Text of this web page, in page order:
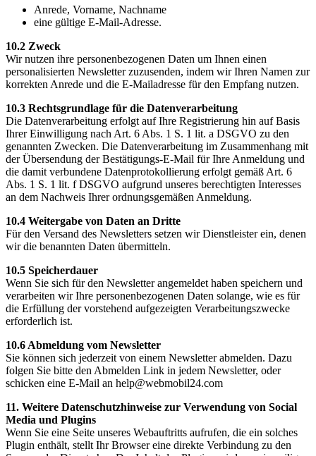
Anrede, Vorname, Nachname
eine gültige E-Mail-Adresse.
10.2 Zweck
Wir nutzen ihre personenbezogenen Daten um Ihnen einen
personalisierten Newsletter zuzusenden, indem wir Ihren Namen zur
korrekten Anrede und die E-Mailadresse für den Empfang nutzen.
10.3 Rechtsgrundlage für die Datenverarbeitung
Die Datenverarbeitung erfolgt auf Ihre Registrierung hin auf Basis
Ihrer Einwilligung nach Art. 6 Abs. 1 S. 1 lit. a DSGVO zu den
genannten Zwecken. Die Datenverarbeitung im Zusammenhang mit
der Übersendung der Bestätigungs-E-Mail für Ihre Anmeldung und
die damit verbundene Datenprotokollierung erfolgt gemäß Art. 6
Abs. 1 S. 1 lit. f DSGVO aufgrund unseres berechtigten Interesses
an dem Nachweis Ihrer ordnungsgemäßen Anmeldung.
10.4 Weitergabe von Daten an Dritte
Für den Versand des Newsletters setzen wir Dienstleister ein, denen
wir die benannten Daten übermitteln.
10.5 Speicherdauer
Wenn Sie sich für den Newsletter angemeldet haben speichern und
verarbeiten wir Ihre personenbezogenen Daten solange, wie es für
die Erfüllung der vorstehend aufgezeigten Verarbeitungszwecke
erforderlich ist.
10.6 Abmeldung vom Newsletter
Sie können sich jederzeit von einem Newsletter abmelden. Dazu
folgen Sie bitte den Abmelden Link in jedem Newsletter, oder
schicken eine E-Mail an help@webmobil24.com
11. Weitere Datenschutzhinweise zur Verwendung von Social
Media und Plugins
Wenn Sie eine Seite unseres Webauftritts aufrufen, die ein solches
Plugin enthält, stellt Ihr Browser eine direkte Verbindung zu den